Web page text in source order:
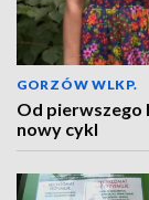
GORZÓW WLKP.
Od pierwszego
nowy cykl